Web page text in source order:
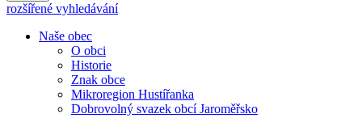
rozšířené vyhledávání
Naše obec
O obci
Historie
Znak obce
Mikroregion Hustířanka
Dobrovolný svazek obcí Jaroměřsko